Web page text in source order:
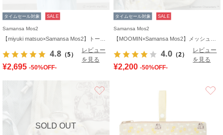
タイムセール対象 SALE
Samansa Mos2
4.8 （5）
レビュー
を見る
¥2,695 -50%OFF-
タイムセール対象 SALE
Samansa Mos2
4.0 （2）
レビュー
を見る
¥2,200 -50%OFF-
SOLD OUT